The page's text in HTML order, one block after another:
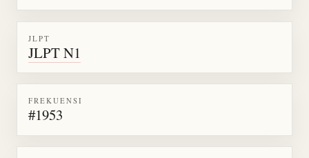
JLPT
JLPT N1
FREKUENSI
#1953